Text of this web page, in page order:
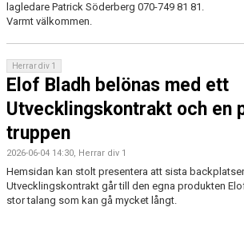
lagledare Patrick Söderberg 070-749 81 81.
Varmt välkommen.
Herrar div 1
Elof Bladh belönas med ett
Utvecklingskontrakt och en
truppen
2026-06-04 14:30, Herrar div 1
Hemsidan kan stolt presentera att sista
Utvecklingskontrakt går till den egna produkten
stor talang som kan gå mycket långt.